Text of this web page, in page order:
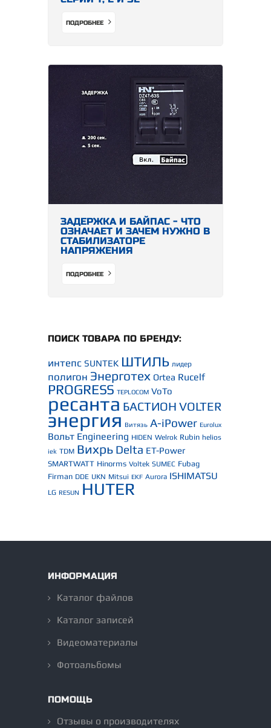
ПОДРОБНЕЕ
ЗАДЕРЖКА И БАЙПАС - ЧТО
ОЗНАЧАЕТ И ЗАЧЕМ НУЖНО В
СТАБИЛИЗАТОРЕ
НАПРЯЖЕНИЯ
ПОДРОБНЕЕ
ПОИСК ТОВАРА ПО БРЕНДУ:
интепс SUNTEK ШТИЛЬ лидер
полигон Энерготех Ortea Rucelf
PROGRESS TEPLOCOM VoTo
ресанта БАСТИОН VOLTER
энергия Витязь A-iPower Eurolux
Вольт Engineering HIDEN Welrok Rubin helios
iek TDM Вихрь Delta ET-Power
SMARTWATT Hinorms Voltek SUMEC Fubag
Firman DDE UKN Mitsui EKF Aurora ISHIMATSU
LG RESUN HUTER
ИНФОРМАЦИЯ
Каталог файлов
Каталог записей
Видеоматериалы
Фотоальбомы
ПОМОЩЬ
Отзывы о производителях